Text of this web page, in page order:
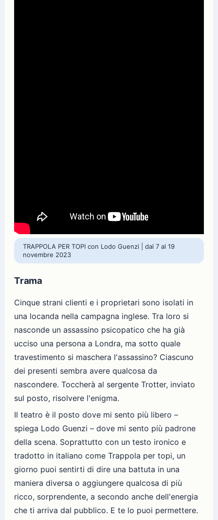
TRAPPOLA PER TOPI con Lodo Guenzi | dal 7 al 19
novembre 2023
Trama
Cinque strani clienti e i proprietari sono isolati in
una locanda nella campagna inglese. Tra loro si
nasconde un assassino psicopatico che ha già
ucciso una persona a Londra, ma sotto quale
travestimento si maschera l'assassino? Ciascuno
dei presenti sembra avere qualcosa da
nascondere. Toccherà al sergente Trotter, inviato
sul posto, risolvere l'enigma.
Il teatro è il posto dove mi sento più libero –
spiega Lodo Guenzi – dove mi sento più padrone
della scena. Soprattutto con un testo ironico e
tradotto in italiano come Trappola per topi, un
giorno puoi sentirti di dire una battuta in una
maniera diversa o aggiungere qualcosa di più
ricco, sorprendente, a secondo anche dell'energia
che ti arriva dal pubblico. E te lo puoi permettere.